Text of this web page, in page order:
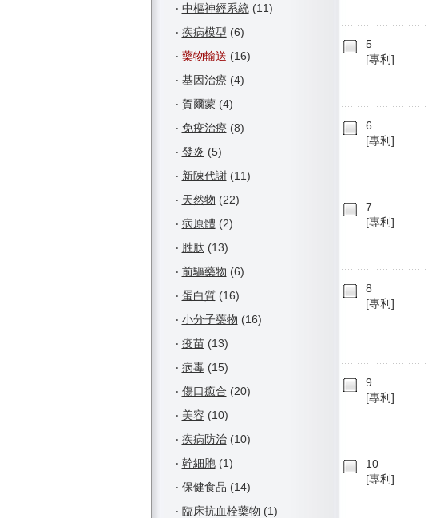
‧ 中樞神經系統(11)
‧ 疾病模型 (6)
‧ 藥物輸送 (16)
‧ 基因治療 (4)
‧ 賀爾蒙(4)
‧ 免疫治療 (8)
‧ 發炎 (5)
‧ 新陳代謝(11)
‧ 天然物 (22)
‧ 病原體 (2)
‧ 胜肽(13)
‧ 前驅藥物 (6)
‧ 蛋白質(16)
‧ 小分子藥物 (16)
‧ 疫苗(13)
‧ 病毒(15)
‧ 傷口癒合 (20)
‧ 美容 (10)
‧ 疾病防治(10)
‧ 幹細胞(1)
‧ 保健食品 (14)
‧ 臨床抗血栓藥物 (1)
5
[專利]
6
[專利]
7
[專利]
8
[專利]
9
[專利]
10
[專利]